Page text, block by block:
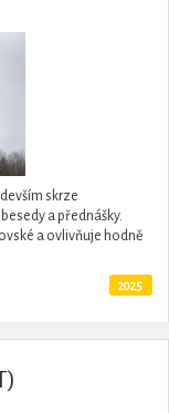
skrze
a přednášky.
a ovlivňuje hodně
2025